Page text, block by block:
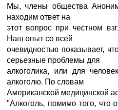
Мы, члены общества
находим ответ на
этот вопрос при честном
Наш опыт со всей
очевидностью показывает,
серьезные проблемы для
алкоголика, или для
алкоголю. По словам
Американской медицинской
"Алкоголь, помимо того, что